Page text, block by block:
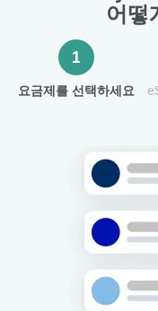
어떻
1
요금제를 선택하세요